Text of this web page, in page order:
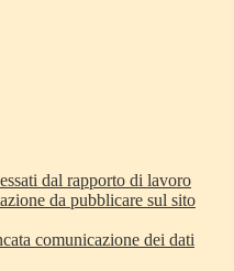
dal rapporto di lavoro
da pubblicare sul sito
comunicazione dei dati